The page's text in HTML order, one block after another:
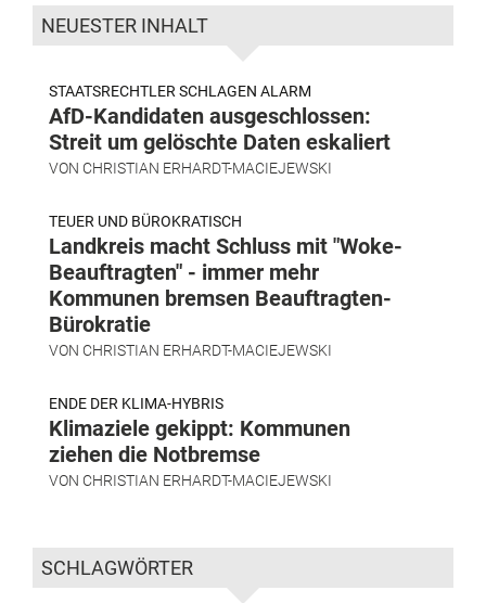
NEUESTER INHALT
STAATSRECHTLER SCHLAGEN ALARM
AfD-Kandidaten ausgeschlossen:
Streit um gelöschte Daten eskaliert
VON CHRISTIAN ERHARDT-MACIEJEWSKI
TEUER UND BÜROKRATISCH
Landkreis macht Schluss mit "Woke-
Beauftragten" - immer mehr
Kommunen bremsen Beauftragten-
Bürokratie
VON CHRISTIAN ERHARDT-MACIEJEWSKI
ENDE DER KLIMA-HYBRIS
Klimaziele gekippt: Kommunen
ziehen die Notbremse
VON CHRISTIAN ERHARDT-MACIEJEWSKI
SCHLAGWÖRTER